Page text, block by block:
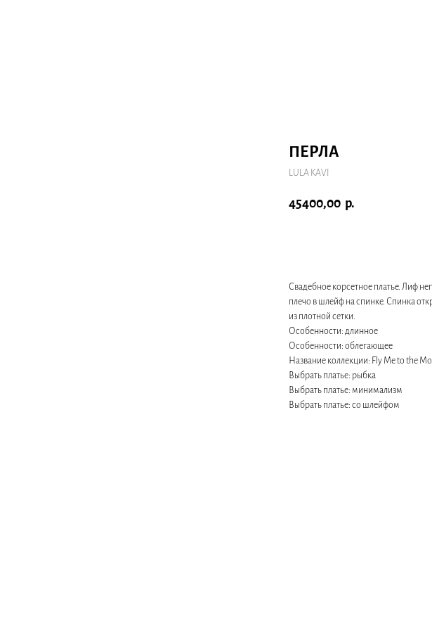
ПЕРЛА
LULA KAVI
45400,00 р.
Свадебное корсетное платье. Лиф
плечо в шлейф на спинке. Спинка
из плотной сетки.
Особенности: длинное
Особенности: облегающее
Название коллекции: Fly Me to the
Выбрать платье: рыбка
Выбрать платье: минимализм
Выбрать платье: со шлейфом